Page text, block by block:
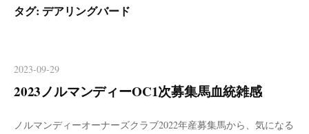
ツ
へ
ッ
プ
タグ: デアリングバード
2023-09-29
2023ノルマンディーOC1次募集馬血統雑感
ノルマンディーオーナーズクラブ2022年産募集馬から、気になる